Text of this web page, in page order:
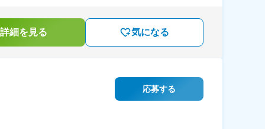
細を見る 気になる
応募する